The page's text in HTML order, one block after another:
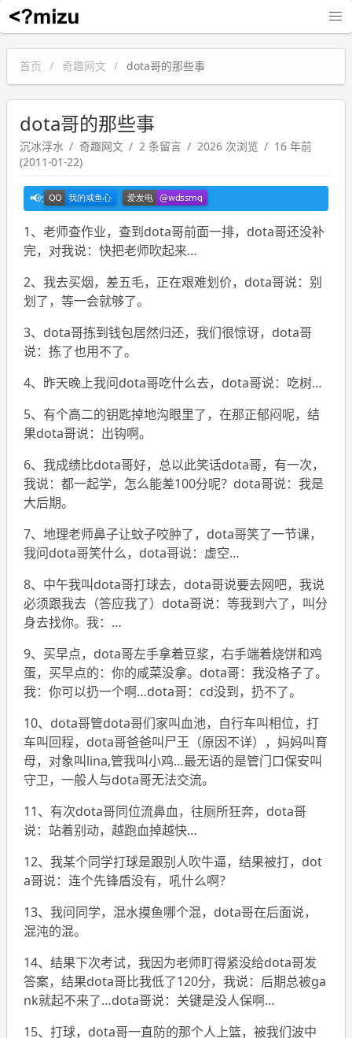
沉冰浮水
首页 奇趣网文 dota哥的那些事
dota哥的那些事
沉冰浮水 奇趣网文 2 条留言 2026 次浏览
16 年前
(2011-01-22)
1、老师查作业，查到dota哥前面一排，dota哥还没补
完，对我说：快把老师吹起来…
2、我去买烟，差五毛，正在艰难划价，dota哥说：别
划了，等一会就够了。
3、dota哥拣到钱包居然归还，我们很惊讶，dota哥
说：拣了也用不了。
4、昨天晚上我问dota哥吃什么去，dota哥说：吃树…
5、有个高二的钥匙掉地沟眼里了，在那正郁闷呢，结
果dota哥说：出钩啊。
6、我成绩比dota哥好，总以此笑话dota哥，有一次，
我说：都一起学，怎么能差100分呢？dota哥说：我是
大后期。
7、地理老师鼻子让蚊子咬肿了，dota哥笑了一节课，
我问dota哥笑什么，dota哥说：虚空…
8、中午我叫dota哥打球去，dota哥说要去网吧，我说
必须跟我去（答应我了）dota哥说：等我到六了，叫分
身去找你。我：…
9、买早点，dota哥左手拿着豆浆，右手端着烧饼和鸡
蛋，买早点的：你的咸菜没拿。dota哥：我没格子了。
我：你可以扔一个啊…dota哥：cd没到，扔不了。
10、dota哥管dota哥们家叫血池，自行车叫相位，打
车叫回程，dota哥爸爸叫尸王（原因不详），妈妈叫育
母，对象叫lina,管我叫小鸡…最无语的是管门口保安叫
守卫，一般人与dota哥无法交流。
11、有次dota哥同位流鼻血，往厕所狂奔，dota哥
说：站着别动，越跑血掉越快…
12、我某个同学打球是跟别人吹牛逼，结果被打，dot
a哥说：连个先锋盾没有，吼什么啊？
13、我问同学，混水摸鱼哪个混，dota哥在后面说，
混沌的混。
14、结果下次考试，我因为老师盯得紧没给dota哥发
答案，结果dota哥比我低了120分，我说：后期总被ga
nk就起不来了…dota哥说：关键是没人保啊…
15、打球，dota哥一直防的那个人上篮，被我们波中